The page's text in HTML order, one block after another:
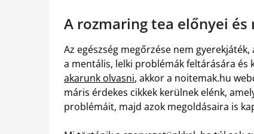
A rozmaring tea előnyei
Az egészség megőrzése nem
a mentális, lelki problémák feltárására és
akarunk olvasni, akkor a noitemak.hu
máris érdekes cikkek kerülnek elénk,
problémáit, majd azok megoldásaira is